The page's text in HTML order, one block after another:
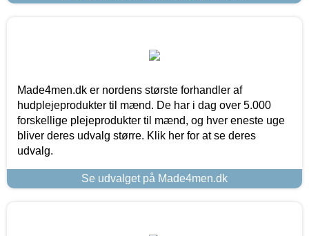
Made4men.dk er nordens største forhandler af
hudplejeprodukter til mænd. De har i dag over 5.000
forskellige plejeprodukter til mænd, og hver eneste uge
bliver deres udvalg større. Klik her for at se deres
udvalg.
Se udvalget på Made4men.dk